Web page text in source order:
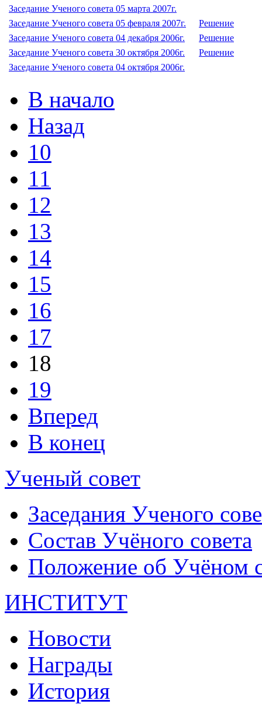
Заседание Ученого совета 05 марта 2007г.
Заседание Ученого совета 05 февраля 2007г.
Решение
Заседание Ученого совета 04 декабря 2006г.
Решение
Заседание Ученого совета 30 октября 2006г.
Решение
Заседание Ученого совета 04 октября 2006г.
В начало
Назад
10
11
12
13
14
15
16
17
18
19
Вперед
В конец
Ученый совет
Заседания Ученого
Состав Учёного совета
Положение об Учёном
ИНСТИТУТ
Новости
Награды
История